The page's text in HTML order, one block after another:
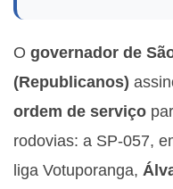
O governador de
(Republicanos)
ordem de serviço
rodovias: a SP-057,
liga Votuporanga,